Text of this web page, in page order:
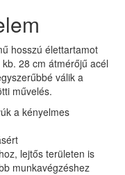
hosszú élettartamot
28 cm átmérőjű acél
válik a
művelés.
a kényelmes
lejtős területen is
munkavégzéshez